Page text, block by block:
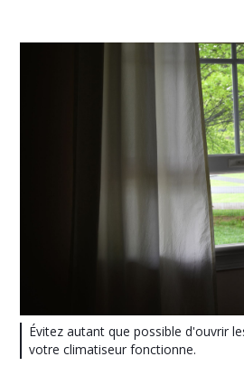
Évitez autant que possible d'ouvrir
votre climatiseur fonctionne.